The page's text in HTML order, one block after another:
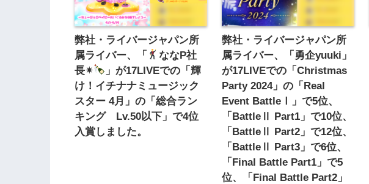
弊社・ライバージャパン所
属ライバー、「
ななP社
長✴︎
」が17LIVEでの「輝
け！イチナナミュージック
スター 4月」の「総合ラン
キング Lv.50以下」で4位
入賞しました。
弊社・ライバージャパン所
属ライバー、「勇企yuuki」
が17LIVEでの「Christmas
Party 2024」の「Real
Event BattleⅠ」で5位、
「BattleⅡ Part1」で10位、
「BattleⅡ Part2」で12位、
「BattleⅡ Part3」で6位、
「Final Battle Part1」で5
位、「Final Battle Part2」